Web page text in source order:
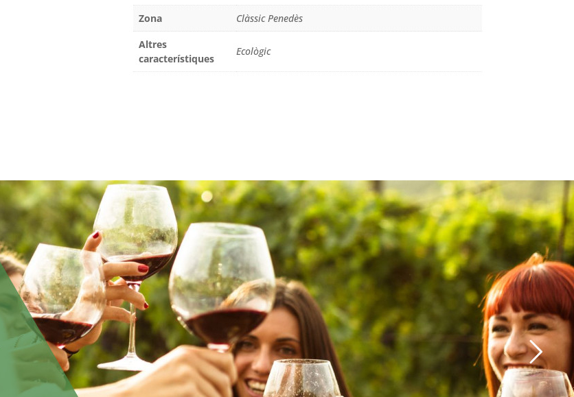
Zona
Clàssic Penedès
Altres
característiques
Ecològic